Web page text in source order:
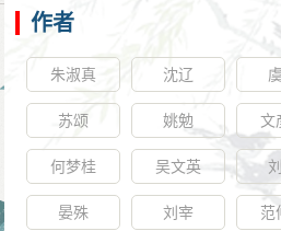
月，明仁宗赐杨士奇玺书以表彰
修《明太宗实录》，杨士奇与黄
总裁官。
不久，明仁宗病重，召杨士奇
到思善门，命杨士奇书写遗敕召
谏免兵戈
明宣宗即位后，杨士奇担任总
作者
朱淑真 沈辽
苏颂 姚勉 文
何梦桂 吴文英
晏殊 刘宰 范